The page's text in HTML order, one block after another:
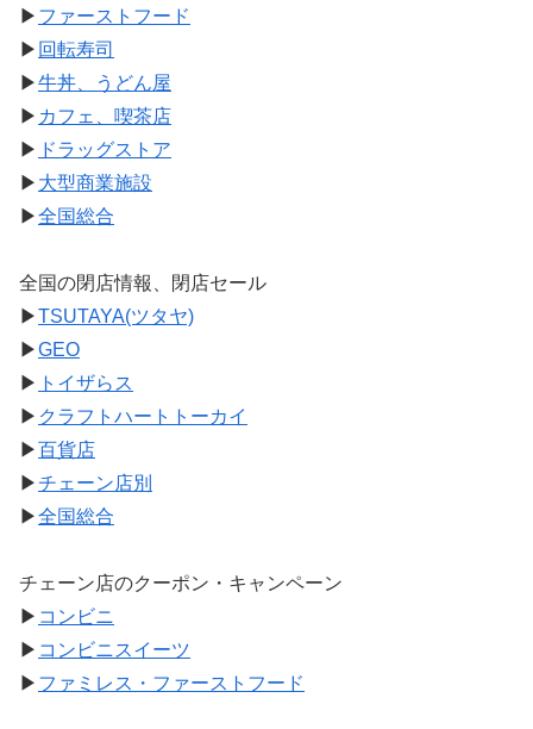
▶ ファーストフード
▶ 回転寿司
▶牛丼、うどん屋
▶ カフェ、喫茶店
▶ ドラッグストア
▶ 大型商業施設
▶全国総合
全国の閉店情報、閉店セール
▶TSUTAYA(ツタヤ)
▶GEO
▶ トイザらス
▶ クラフトハートトーカイ
▶ 百貨店
▶チェーン店別
▶全国総合
チェーン店のクーポン・キャンペーン
▶ コンビニ
▶ コンビニスイーツ
▶ ファミレス・ファーストフード